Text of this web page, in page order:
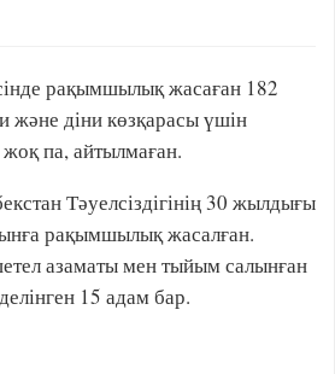
рақымшылық жасаған 182
және діни көзқарасы үшін
па, айтылмаған.
Тәуелсіздігінің 30 жылдығы
рақымшылық жасалған.
азаматы мен тыйым салынған
15 адам бар.